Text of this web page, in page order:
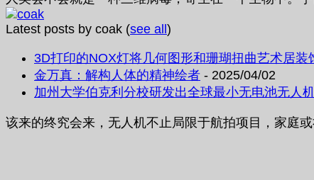
Latest posts by coak (see all )
3D打印的NOX灯将几何图形和珊瑚扭曲艺术居装
金万真：解构人体的精神绘者 - 2025/04/02
加州大学伯克利分校研发出全球最小无电池无人
该来的终究会来，无人机不止局限于航拍项目，家庭